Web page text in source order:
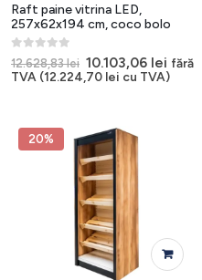
Raft paine vitrina LED,
257x62x194 cm, coco bolo
0out of 5
12.628,83lei Prețul
inițial
a
10.103,06 leiPrețul
fără
TVA (12.224,70 lei cu TVA)
20%